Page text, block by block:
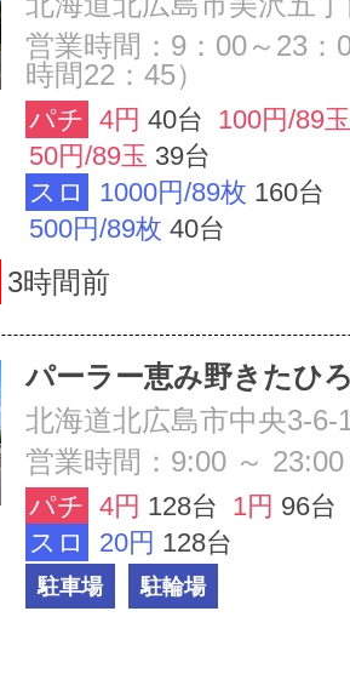
営業時間：9：00～23：
時間22：45）
パチ 4円 40台 100円/89玉
50円/89玉 39台
スロ
1000円/89枚 160台
500円/89枚 40台
3時間前
パーラー恵み野きたひ
北海道北広島市中央3-6-
営業時間：9:00 ～ 23:00
パチ 4円 128台 1円 96台
スロ
20円 128台
駐車場 駐輪場